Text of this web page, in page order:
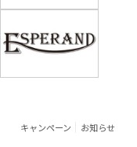
キャンペーン お知らせ